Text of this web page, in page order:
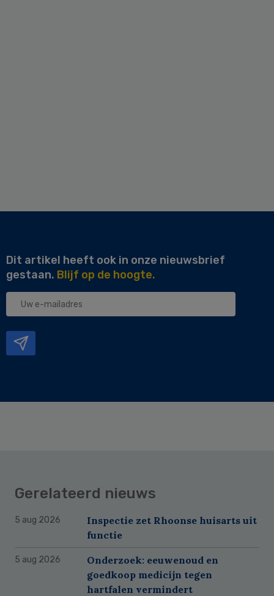
Dit artikel heeft ook in onze nieuwsbrief
gestaan. Blijf op de hoogte.
Uw
Gerelateerd nieuws
5 aug 2026
Inspectie zet Rhoonse huisarts uit
functie
5 aug 2026
Onderzoek: eeuwenoud en
goedkoop medicijn tegen
hartfalen vermindert